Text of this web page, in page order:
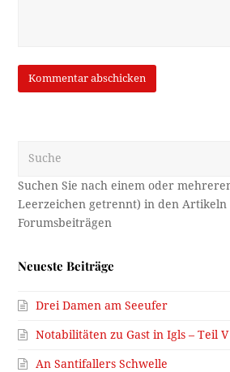
Neueste Beiträge
Drei Damen am Seeufer
Notabilitäten zu Gast in Igls – Teil V
An Santifallers Schwelle